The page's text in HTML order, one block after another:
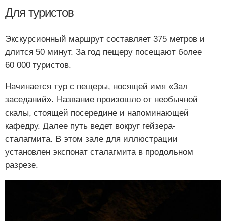
Для туристов
Экскурсионный маршрут составляет 375 метров и
длится 50 минут. За год пещеру посещают более
60 000 туристов.
Начинается тур с пещеры, носящей имя «Зал
заседаний». Название произошло от необычной
скалы, стоящей посередине и напоминающей
кафедру. Далее путь ведет вокруг гейзера-
сталагмита. В этом зале для иллюстрации
установлен экспонат сталагмита в продольном
разрезе.